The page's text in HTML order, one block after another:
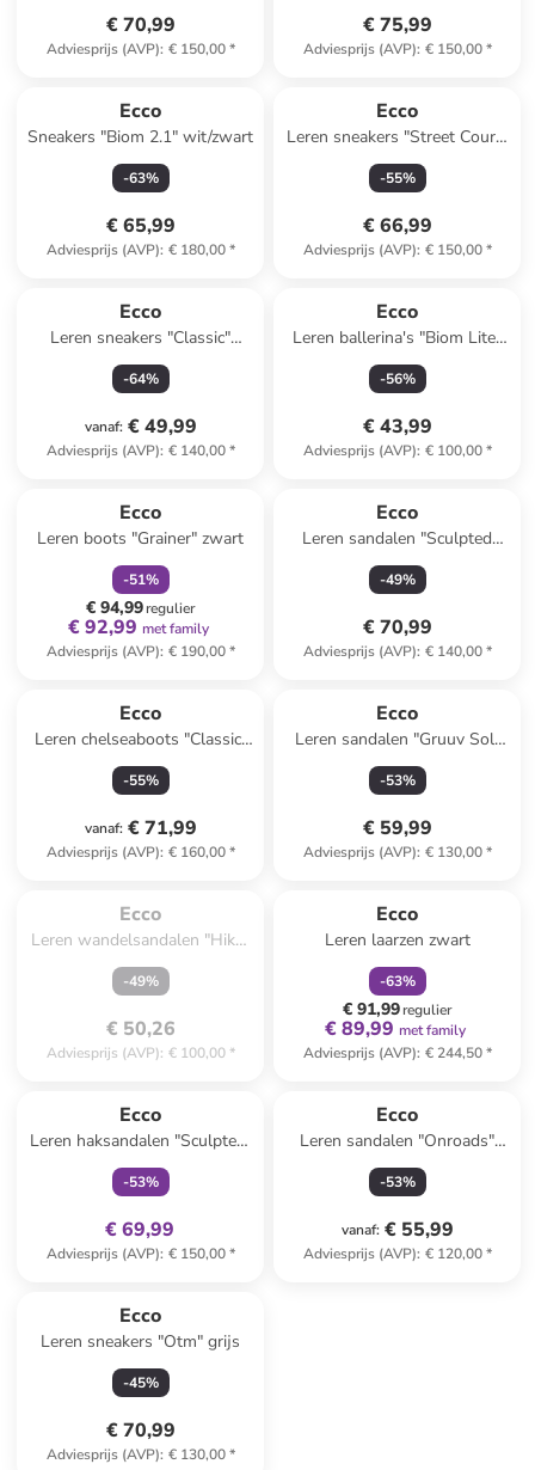
€ 70,99
Adviesprijs (AVP): € 150,00*
€ 75,99
Adviesprijs (AVP): € 150,00*
Ecco
Sneakers "Biom 2.1" wit/zwart
-63%
€ 65,99
Adviesprijs (AVP): € 180,00*
Ecco
Leren sneakers "Street Court"
wit/zwart/geel
-55%
€ 66,99
Adviesprijs (AVP): € 150,00*
Ecco
Leren sneakers "Classic"
donkerblauw/wit
-64%
vanaf: € 49,99
Adviesprijs (AVP): € 140,00*
Ecco
Leren ballerina's "Biom Lite"
lichtroze
-56%
€ 43,99
Adviesprijs (AVP): € 100,00*
Ecco
Leren boots "Grainer" zwart
-51%
€ 94,99regulier
€ 92,99 met family
Adviesprijs (AVP): € 190,00*
Ecco
Leren sandalen "Sculpted
Alba" lichtbruin
-49%
€ 70,99
Adviesprijs (AVP): € 140,00*
Ecco
Leren chelseaboots "Classic"
lichtbruin
-55%
vanaf: € 71,99
Adviesprijs (AVP): € 160,00*
Ecco
Leren sandalen "Gruuv Sol"
beige
-53%
€ 59,99
Adviesprijs (AVP): € 130,00*
uitverkocht.
Ecco
Leren wandelsandalen "Hike"
wit
-49%
€ 50,26
Adviesprijs (AVP): € 100,00*
Ecco
Leren laarzen zwart
-63%
€ 91,99regulier
€ 89,99 met family
Adviesprijs (AVP): € 244,50*
Ecco
Leren haksandalen "Sculpted"
zwart
-53%
€ 69,99
Adviesprijs (AVP): € 150,00*
Ecco
Leren sandalen "Onroads"
donkerblauw
-53%
vanaf: € 55,99
Adviesprijs (AVP): € 120,00*
Ecco
Leren sneakers "Otm" grijs
-45%
€ 70,99
Adviesprijs (AVP): € 130,00*